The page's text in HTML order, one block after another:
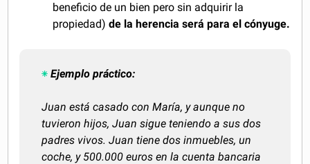
beneficio de un bien pero sin adquirir la
propiedad) de la herencia será para el cónyuge.
Ejemplo práctico:
Juan está casado con María, y aunque no
tuvieron hijos, Juan sigue teniendo a sus dos
padres vivos.Juan tiene dos inmuebles, un
coche, y 500.000 euros en la cuenta bancaria